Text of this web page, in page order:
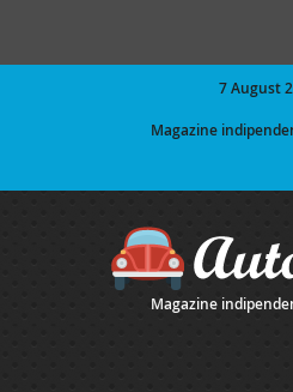
7 August
Magazine
Magazine